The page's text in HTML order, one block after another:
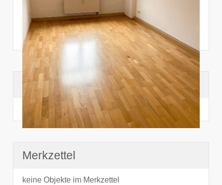
Suchhistorie
noch nichts angesehen
Merkzettel
keine Objekte im Merkzettel